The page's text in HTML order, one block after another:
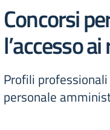
Concorsi
l’accesso
Profili
personale